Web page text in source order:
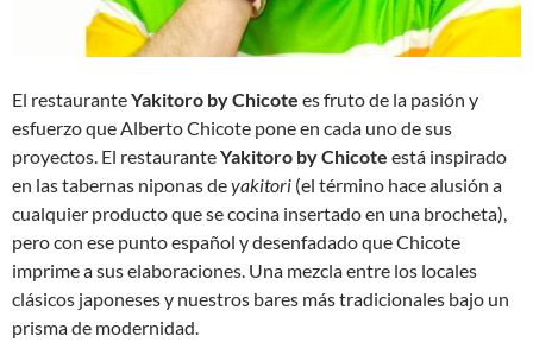
El restauranteYakitoro by Chicote es fruto de la pasión y
esfuerzo que Alberto Chicote pone en cada uno de sus
proyectos. El restauranteYakitoro by Chicote está inspirado
en las tabernas niponas deyakitori (el término hace alusión a
cualquier producto que se cocina insertado en una brocheta),
pero con ese punto español y desenfadado que Chicote
imprime a sus elaboraciones. Una mezcla entre los locales
clásicos japoneses y nuestros bares más tradicionales bajo un
prisma de modernidad.